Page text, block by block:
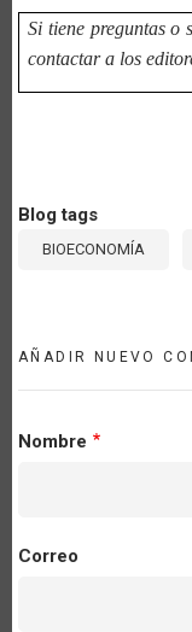
Si tiene preguntas o
contactar a los
Blog tags
BIOECONOMÍA
AÑADIR NUEVO
Nombre
Correo